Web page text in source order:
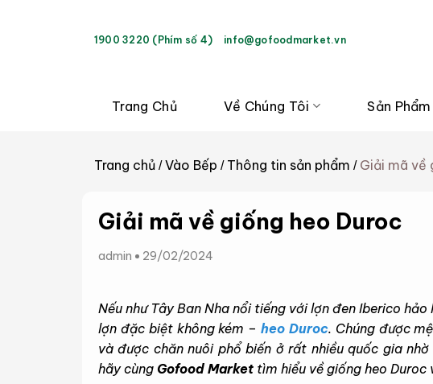
1900 3220 (Phím số 4) info@gofoodmarket.vn
Trang Chủ Về Chúng Tôi Sản Phẩm
Trang chủ /Vào Bếp / Thông tin sản phẩm / Giải mã về
Giải mã về giống heo Duroc
admin 29/02/2024
Nếu như Tây Ban Nha nổi tiếng với lợn đen Iberico
lợn đặc biệt không kém – heo Duroc. Chúng được
và được chăn nuôi phổ biến ở rất nhiều quốc gia
hãy cùng Gofood Market tìm hiểu về giống heo